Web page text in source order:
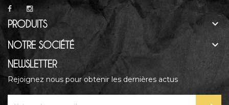
PRODUITS 
NOTRE SOCIÉTÉ 
NEWSLETTER
Rejoignez nous pour obtenir les dernières actus